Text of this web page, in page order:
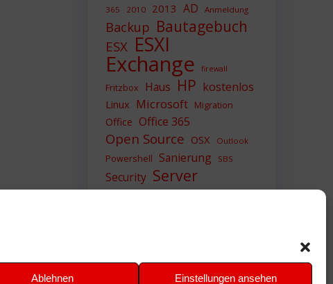
Ablehnen Einstellungen ansehen
365 2010 2013 AD Anmeldung
Backup Bautagebuch
ESX ESXI
Exchange firewall
Fritzbox Haus HP kostenlos
Linux Microsoft Migration
Office Office 365
Open Source OSX Outlook
Powershell Sanierung SBS
Security Server
Sicherheit SIEM
VMWare VPN WAZUH